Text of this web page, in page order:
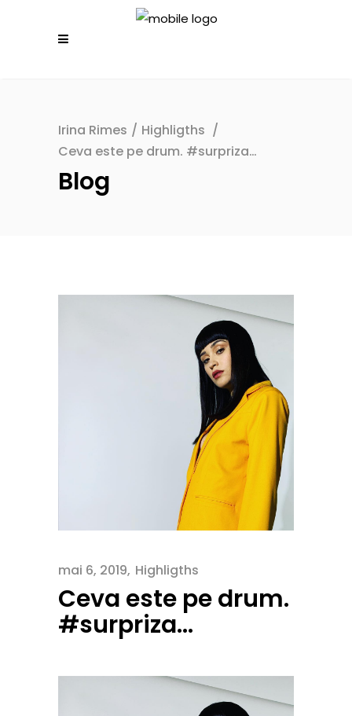
Irina Rimes / Highligths /
Ceva este pe drum. #surpriza…
Blog
mai 6, 2019 Highligths
Ceva este pe drum.
#surpriza…